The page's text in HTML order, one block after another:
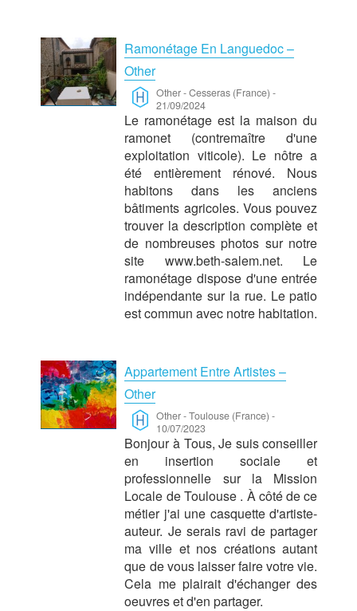
Ramonétage En Languedoc –
Other
Other-Cesseras (France) -
21/09/2024
Le ramonétage est la maison du
ramonet (contremaître d'une
exploitation viticole). Le nôtre a
été entièrement rénové. Nous
habitons dans les anciens
bâtiments agricoles. Vous pouvez
trouver la description complète et
de nombreuses photos sur notre
site www.beth-salem.net. Le
ramonétage dispose d'une entrée
indépendante sur la rue. Le patio
est commun avec notre habitation.
Appartement Entre Artistes –
Other
Other-Toulouse (France) -
10/07/2023
Bonjour à Tous, Je suis conseiller
en insertion sociale et
professionnelle sur la Mission
Locale de Toulouse . À côté de ce
métier j'ai une casquette d'artiste-
auteur. Je serais ravi de partager
ma ville et nos créations autant
que de vous laisser faire votre vie.
Cela me plairait d'échanger des
oeuvres et d'en partager.